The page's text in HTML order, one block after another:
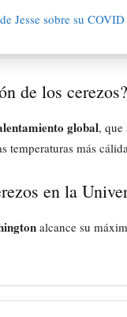
de los cerezos?
global, que
más
en la
alcance su